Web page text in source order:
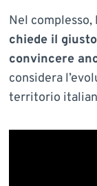
Nel complesso,
chiede il
convincere
considera
territorio